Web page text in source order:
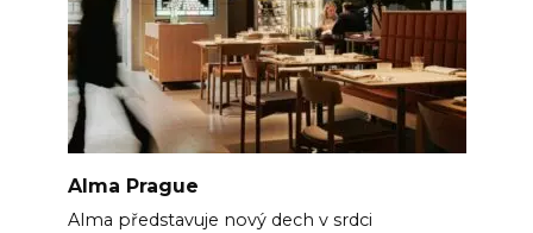
Alma Prague
Alma představuje nový dech v srdci